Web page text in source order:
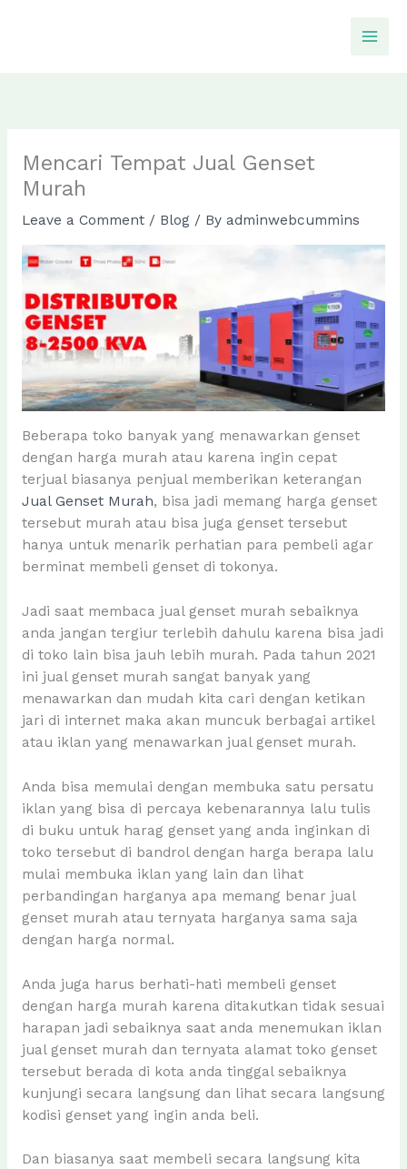
Mencari Tempat Jual Genset
Murah
Leave a Comment / Blog/ By adminwebcummins
Beberapa toko banyak yang menawarkan genset
dengan harga murah atau karena ingin cepat
terjual biasanya penjual memberikan keterangan
Jual Genset Murah, bisa jadi memang harga genset
tersebut murah atau bisa juga genset tersebut
hanya untuk menarik perhatian para pembeli agar
berminat membeli genset di tokonya.
Jadi saat membaca jual genset murah sebaiknya
anda jangan tergiur terlebih dahulu karena bisa jadi
di toko lain bisa jauh lebih murah. Pada tahun 2021
ini jual genset murah sangat banyak yang
menawarkan dan mudah kita cari dengan ketikan
jari di internet maka akan muncuk berbagai artikel
atau iklan yang menawarkan jual genset murah.
Anda bisa memulai dengan membuka satu persatu
iklan yang bisa di percaya kebenarannya lalu tulis
di buku untuk harag genset yang anda inginkan di
toko tersebut di bandrol dengan harga berapa lalu
mulai membuka iklan yang lain dan lihat
perbandingan harganya apa memang benar jual
genset murah atau ternyata harganya sama saja
dengan harga normal.
Anda juga harus berhati-hati membeli genset
dengan harga murah karena ditakutkan tidak sesuai
harapan jadi sebaiknya saat anda menemukan iklan
jual genset murah dan ternyata alamat toko genset
tersebut berada di kota anda tinggal sebaiknya
kunjungi secara langsung dan lihat secara langsung
kodisi genset yang ingin anda beli.
Dan biasanya saat membeli secara langsung kita